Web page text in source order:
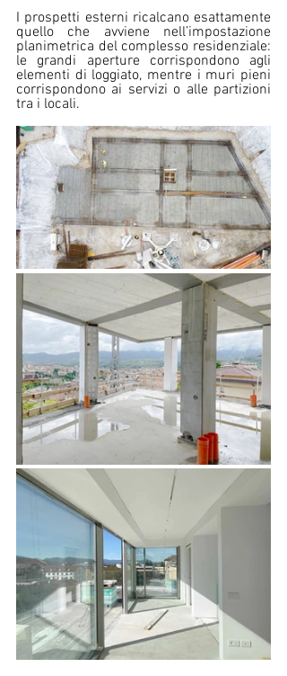
I prospetti esterni ricalcano esattamente
quello che avviene nell’impostazione
planimetrica del complesso residenziale:
le grandi aperture corrispondono agli
elementi di loggiato, mentre i muri pieni
corrispondono ai servizi o alle partizioni
tra i locali.